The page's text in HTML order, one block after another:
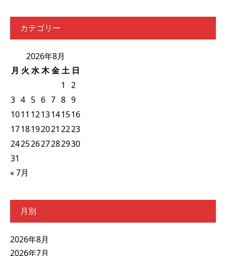
カテゴリー
2026年8月
月 火水木金土 日
1
2
3 4 5 6 7 8 9
1011 1213141516
1718192021 2223
24252627282930
31
« 7月
月別
2026年8月
2026年7月